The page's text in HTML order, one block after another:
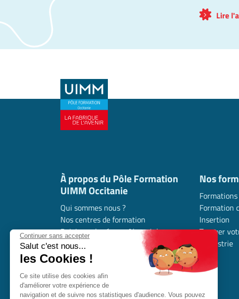
Continuer sans accepter
Salut c'est nous...
les Cookies !
Ce site utilise des cookies afin
d'améliorer votre expérience de
navigation et de suivre nos statistiques d'audience. Vous pouvez
Lire
À propos du Pôle Formation
UIMM Occitanie
Qui sommes nous ?
Nos centres de formation
Rejoignez le réseau Alumni de
l’industrie en Occitanie
Nous contacter
Déposer mon offre d’alternance
Nos partenaires
Nos
Formation
Insertion
Trouver
l’industrie